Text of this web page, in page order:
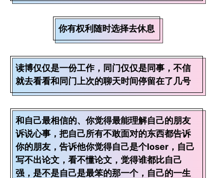
你有权利随时选择去休息
读博仅仅是一份工作，同门仅仅是同事，不信
就去看看和同门上次的聊天时间停留在了几号
和自己最相信的、你觉得最能理解自己的朋友
诉说心事，把自己所有不敢面对的东西都告诉
你的朋友，告诉他你觉得自己是个loser，自己
写不出论文，看不懂论文，觉得谁都比自己
强，是不是自己是最笨的那一个，自己的一生